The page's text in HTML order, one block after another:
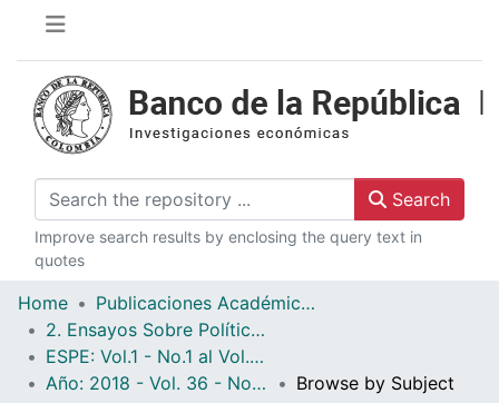
Search
Improve search results by enclosing the query text in
quotes
Home
Publicaciones Académicas
2. Ensayos Sobre Política Económica ESPE
ESPE: Vol.1 - No.1 al Vol. 36 - No.86
Año: 2018 - Vol. 36 - No. 85 - Edición Especial
Browse by Subject